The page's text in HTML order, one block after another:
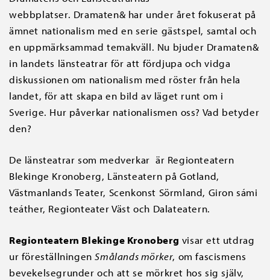
webbplatser. Dramaten& har under året fokuserat på
ämnet nationalism med en serie gästspel, samtal och
en uppmärksammad temakväll. Nu bjuder Dramaten&
in landets länsteatrar för att fördjupa och vidga
diskussionen om nationalism med röster från hela
landet, för att skapa en bild av läget runt om i
Sverige. Hur påverkar nationalismen oss? Vad betyder
den?
De länsteatrar som medverkar är Regionteatern
Blekinge Kronoberg, Länsteatern på Gotland,
Västmanlands Teater, Scenkonst Sörmland, Giron sámi
teáther, Regionteater Väst och Dalateatern.
Regionteatern Blekinge Kronoberg visar ett utdrag
ur föreställningenSmålands mörker, om fascismens
bevekelsegrunder och att se mörkret hos sig själv,